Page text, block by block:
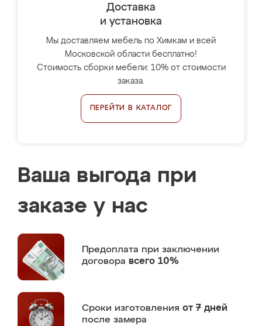
Доставка
и установка
Мы доставляем мебель по Химкам и всей
Московской области бесплатно!
Стоимость сборки мебели: 10% от стоимости
заказа.
ПЕРЕЙТИ В КАТАЛОГ
Ваша выгода при
заказе у нас
Предоплата при заключении
договора всего 10%
Сроки изготовления от 7 дней
после замера